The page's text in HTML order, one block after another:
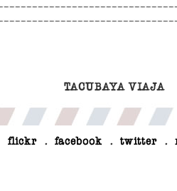
TACUBAYA VIAJA
flickr . facebook . twitter .